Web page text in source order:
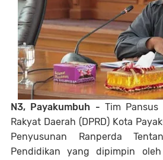
N3, Payakumbuh - Tim Pansus
Rakyat Daerah (DPRD) Kota
Penyusunan Ranperda
Pendidikan yang dipimpin